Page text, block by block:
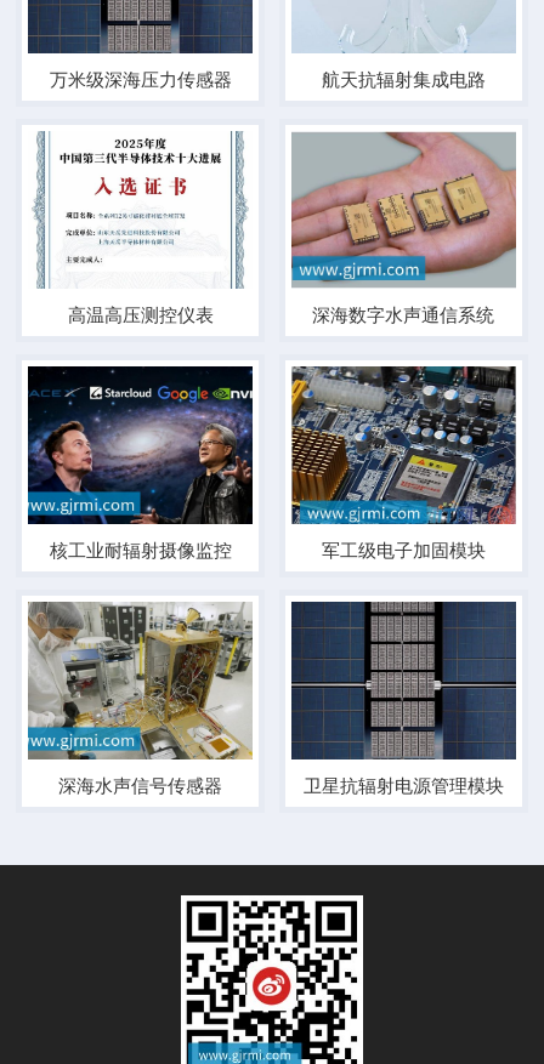
万米级深海压力传感器 航天抗辐射集成电路
高温高压测控仪表 深海数字水声通信系统
核工业耐辐射摄像监控 军工级电子加固模块
深海水声信号传感器 卫星抗辐射电源管理模块